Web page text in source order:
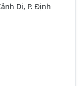
Dị, P. Định